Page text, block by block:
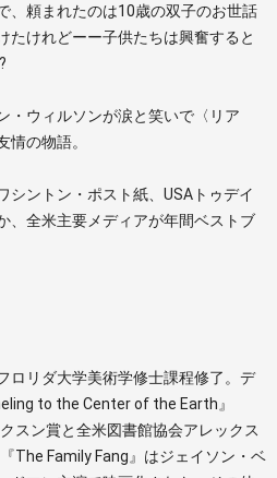
、頼まれたのは10歳の双子のお世話
たけれどーー子供たちは興奮すると
・ウィルソンが涙と笑いで〈リア
情の物語。
シントン・ポスト紙、USAトゥデイ
、全米主要メディアが年間ベストブ
ロリダ大学美術学修士課程修了。デ
to the Center of the Earth』
スン賞と全米図書館協会アレックス
The Family Fang』はジェイソン・ベ